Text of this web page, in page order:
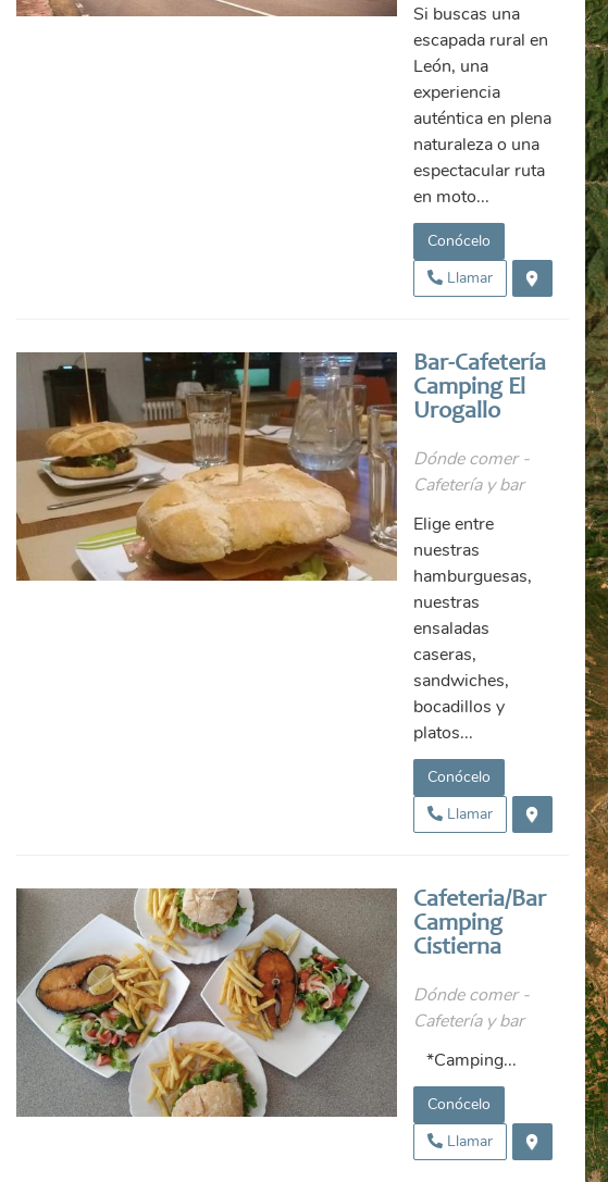
Si buscas una
escapada rural en
León, una
experiencia
auténtica en plena
naturaleza o una
espectacular ruta
en moto...
Conócelo
Llamar
Bar-Cafetería
Camping El
Urogallo
Dónde comer -
Cafetería y bar
Elige entre
nuestras
hamburguesas,
nuestras
ensaladas
caseras,
sandwiches,
bocadillos y
platos...
Conócelo
Llamar
Cafeteria/Bar
Camping
Cistierna
Dónde comer -
Cafetería y bar
*Camping...
Conócelo
Llamar